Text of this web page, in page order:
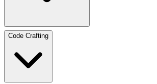
Code Crafting